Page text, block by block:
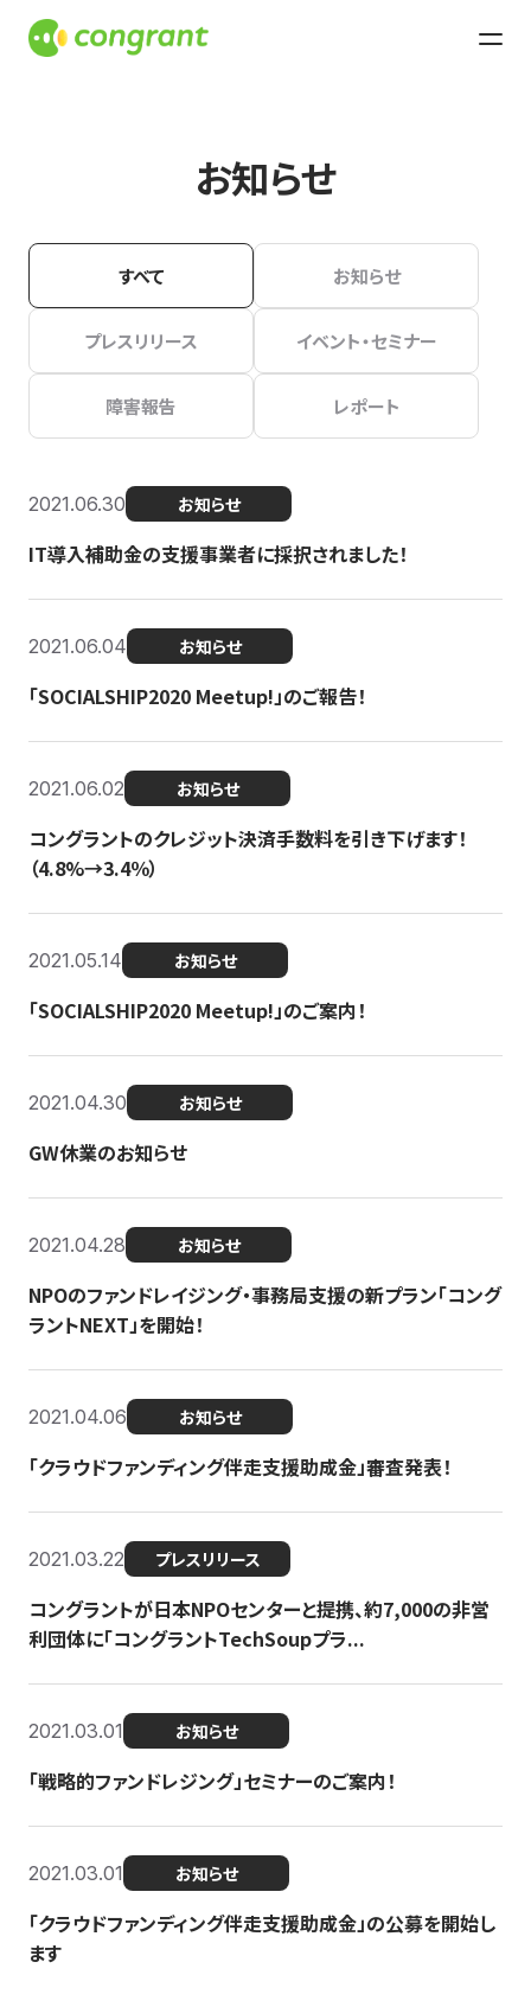
お知らせ
すべて お知らせ
プレスリリース イベント・セミナー
障害報告 レポート
2021.06.30 お知らせ
IT導入補助金の支援事業者に採択されました！
2021.06.04 お知らせ
「SOCIALSHIP2020 Meetup!」のご報告！
2021.06.02 お知らせ
コングラントのクレジット決済手数料を引き下げます！
（4.8%→3.4％）
2021.05.14 お知らせ
「SOCIALSHIP2020 Meetup!」のご案内！
2021.04.30 お知らせ
GW休業のお知らせ
2021.04.28 お知らせ
NPOのファンドレイジング・事務局支援の新プラン「コング
ラントNEXT」を開始！
2021.04.06 お知らせ
「クラウドファンディング伴走支援助成金」審査発表！
2021.03.22 プレスリリース
コングラントが日本NPOセンターと提携、約7,000の非営
利団体に「コングラントTechSoupプラ...
2021.03.01 お知らせ
「戦略的ファンドレジング」セミナーのご案内！
2021.03.01 お知らせ
「クラウドファンディング伴走支援助成金」の公募を開始し
ます